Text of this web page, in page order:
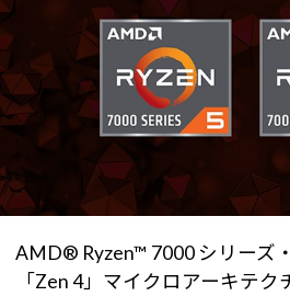
AMD® Ryzen™ 7000 シリーズ
「Zen 4」マイクロアーキテ